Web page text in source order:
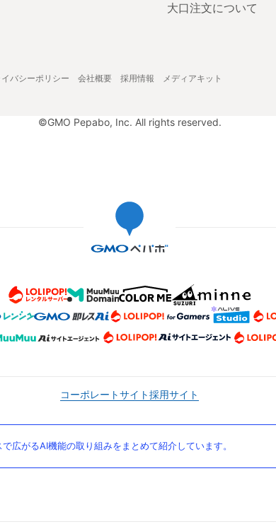
大口注文について
イバシーポリシー 会社概要 採用情報 メディアキット
©GMO Pepabo, Inc. All rights reserved.
コーポレートサイト採用サイト
広がるAI機能の取り組みをまとめて紹介しています。